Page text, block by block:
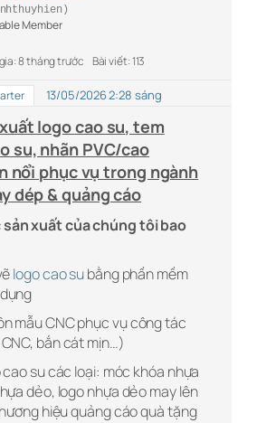
Member
8 tháng trước Bài viết: 113
13/05/2026 2:28 sáng
logocao su, tem
su, nhãn PVC/cao
nổi phục vụ trong ngành
dép & quảng cáo
sản xuất của chúng tôi bao
logocao subằng phần mềm
mẫu CNC phục vụ công tác
bắn cát mịn…)
su các loại: móc khóa nhựa
dẻo, logo nhựa dẻo may lên
hiệu quảng cáo quà tặng